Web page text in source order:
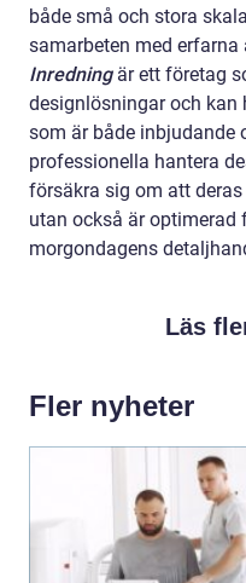
både små och stora
samarbeten med
Inredning är ett företag
designlösningar och
som är både inbjudande
professionella hantera
försäkra sig om att
utan också är optimerad
morgondagens
Läs
Fler nyheter